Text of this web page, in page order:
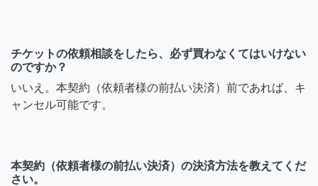
チケットの依頼相談をしたら、必ず買わなくてはいけない
のですか？
いいえ。本契約（依頼者様の前払い決済）前であれば、キ
ャンセル可能です。
本契約（依頼者様の前払い決済）の決済方法を教えてくだ
さい。